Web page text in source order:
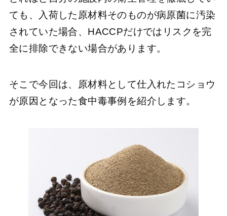
ても、入荷した原材料そのものが病原菌に汚染
されていた場合、HACCPだけではリスクを完
全に排除できない場合があります。
そこで今回は、原材料として仕入れたコショウ
が原因となった食中毒事例を紹介します。